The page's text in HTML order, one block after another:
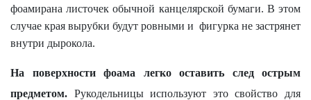
фоамирана листочек обычной канцелярской бумаги. В этом
случае края вырубки будут ровными и фигурка не застрянет
внутри дырокола.
На поверхности фоама легко оставить след острым
предметом. Рукодельницы используют это свойство для